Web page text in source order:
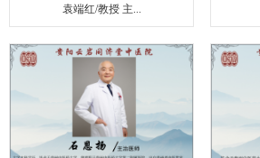
袁端红/教授 主...